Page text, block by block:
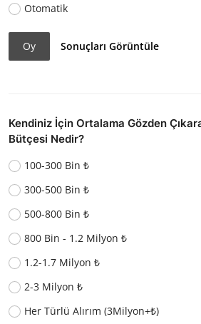
Otomatik
Oy Sonuçları Görüntüle
Kendiniz İçin Ortalama Gözden
Bütçesi Nedir?
100-300 Bin ₺
300-500 Bin ₺
500-800 Bin ₺
800 Bin - 1.2 Milyon ₺
1.2-1.7 Milyon ₺
2-3 Milyon ₺
Her Türlü Alırım (3Milyon+₺)